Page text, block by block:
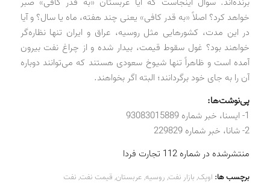
خواهد کرد؟ اصلاً «به قدر کافی» یعنی چند هفته، ماه یا سال؟ و آیا
در این مدت، کشورهایی مثل روسیه، عراق و ایران تنها نظاره‌گر
خواهند بود؟ غول سقوط قیمت، بیدار شده و از چراغ نفت بیرون
آمده است و ظاهراً تنها شیوخ سعودی هستند که می‌توانند دوباره
آن را به جای خود برگردانند؛ البته اگر بخواهند.
پی‌نوشت‌ها:
1- ایسنا، خبر شماره 93083015889
2- شانا، خبر شماره 229829
منتشرشده در شماره 112 تجارت فردا
برچسب ها: اوپک,بازار نفت,روسیه,عربستان,قیمت نفت,نفت